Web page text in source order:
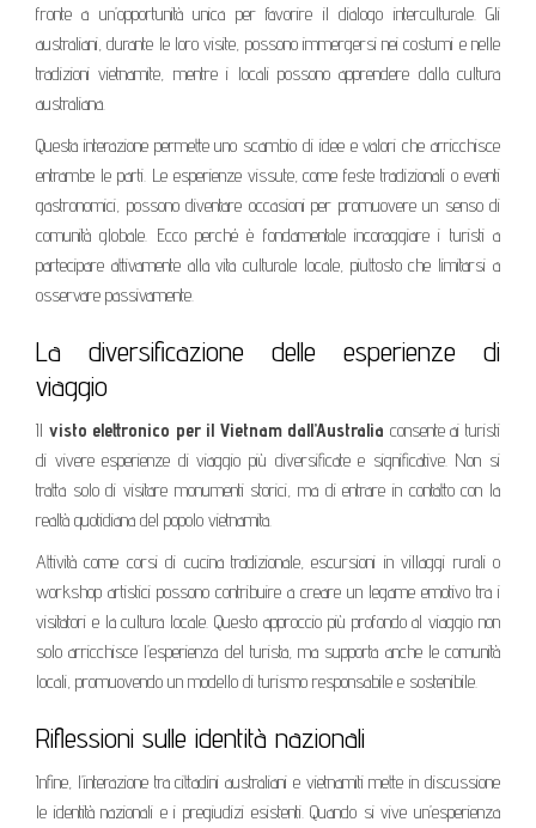
fronte a un’opportunità unica per favorire il dialogo interculturale. Gli
australiani, durante le loro visite, possono immergersi nei costumi e nelle
tradizioni vietnamite, mentre i locali possono apprendere dalla cultura
australiana.
Questa interazione permette uno scambio di idee e valori che arricchisce
entrambe le parti. Le esperienze vissute, come feste tradizionali o eventi
gastronomici, possono diventare occasioni per promuovere un senso di
comunità globale. Ecco perché è fondamentale incoraggiare i turisti a
partecipare attivamente alla vita culturale locale, piuttosto che limitarsi a
osservare passivamente.
La diversificazione delle esperienze di
viaggio
Il visto elettronico per il Vietnam dall’Australia consente ai turisti
di vivere esperienze di viaggio più diversificate e significative. Non si
tratta solo di visitare monumenti storici, ma di entrare in contatto con la
realtà quotidiana del popolo vietnamita.
Attività come corsi di cucina tradizionale, escursioni in villaggi rurali o
workshop artistici possono contribuire a creare un legame emotivo tra i
visitatori e la cultura locale. Questo approccio più profondo al viaggio non
solo arricchisce l’esperienza del turista, ma supporta anche le comunità
locali, promuovendo un modello di turismo responsabile e sostenibile.
Riflessioni sulle identità nazionali
Infine, l’interazione tra cittadini australiani e vietnamiti mette in discussione
le identità nazionali e i pregiudizi esistenti. Quando si vive un’esperienza